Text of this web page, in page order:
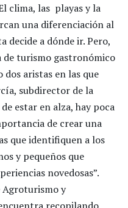
clima, las playas y la
una diferenciación al
decide a dónde ir. Pero,
turismo gastronómico
aristas en las que
subdirector de la
estar en alza, hay poca
de crear una
que identifiquen a los
y pequeños que
novedosas”.
Agroturismo y